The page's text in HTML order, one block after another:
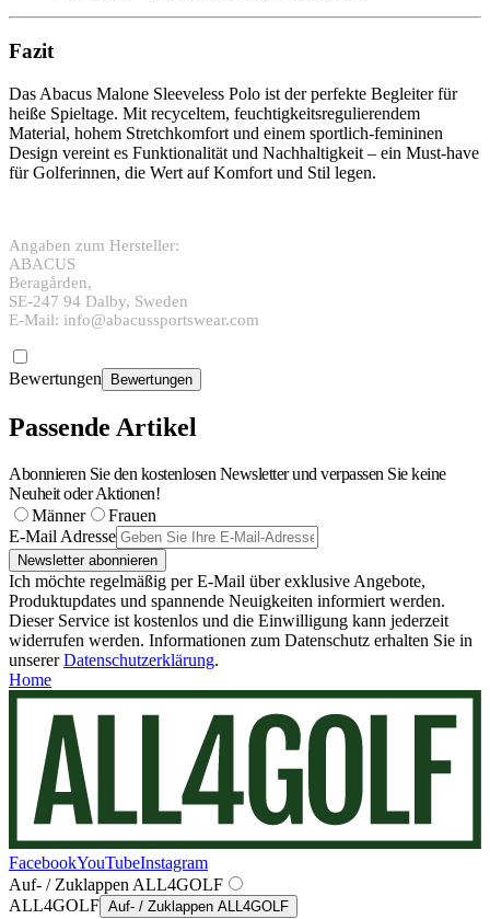
Fazit
Das Abacus Malone Sleeveless Polo ist der perfekte Begleiter für
heiße Spieltage. Mit recyceltem, feuchtigkeitsregulierendem
Material, hohem Stretchkomfort und einem sportlich‑femininen
Design vereint es Funktionalität und Nachhaltigkeit – ein Must‑have
für Golferinnen, die Wert auf Komfort und Stil legen.
Angaben zum Hersteller:
ABACUS
Beragården,
SE-247 94 Dalby, Sweden
E-Mail: info@abacussportswear.com
Bewertungen Bewertungen
Passende Artikel
Abonnieren Sie den kostenlosen Newsletter und verpassen Sie keine
Neuheit oder Aktionen!
Männer
Frauen
E-Mail Adresse
Newsletter abonnieren
Ich möchte regelmäßig per E-Mail über exklusive Angebote,
Produktupdates und spannende Neuigkeiten informiert werden.
Dieser Service ist kostenlos und die Einwilligung kann jederzeit
widerrufen werden. Informationen zum Datenschutz erhalten Sie in
unsererDatenschutzerklärung.
Home
FacebookYouTubeInstagram
Auf- / Zuklappen ALL4GOLF
ALL4GOLF Auf- / Zuklappen ALL4GOLF